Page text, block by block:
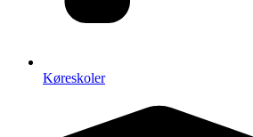
Køreskoler